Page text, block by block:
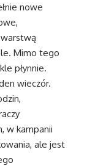
nowe
Mimo tego
płynnie.
wieczór.
w kampanii
ale jest